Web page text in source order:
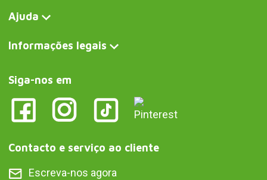
Ajuda
Informações legais
Siga-nos em
Contacto e serviço ao cliente
Escreva-nos agora